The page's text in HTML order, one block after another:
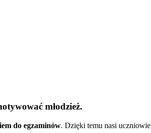
młodzież.
do egzaminów. Dzięki temu nasi uczniowie